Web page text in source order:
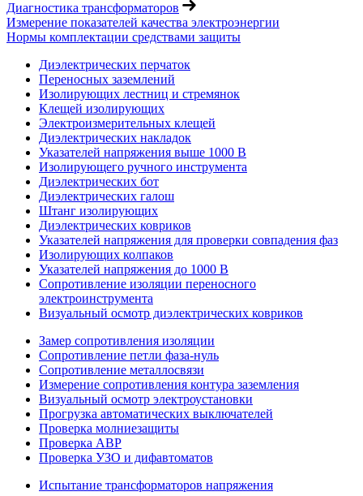
Диагностика трансформаторов
Измерение показателей качества электроэнергии
Нормы комплектации средствами защиты
Диэлектрических перчаток
Переносных заземлений
Изолирующих лестниц и стремянок
Клещей изолирующих
Электроизмерительных клещей
Диэлектрических накладок
Указателей напряжения выше 1000 В
Изолирующего ручного инструмента
Диэлектрических бот
Диэлектрических галош
Штанг изолирующих
Диэлектрических ковриков
Указателей напряжения для проверки совпадения фаз
Изолирующих колпаков
Указателей напряжения до 1000 В
Сопротивление изоляции переносного
электроинструмента
Визуальный осмотр диэлектрических ковриков
Замер сопротивления изоляции
Сопротивление петли фаза-нуль
Сопротивление металлосвязи
Измерение сопротивления контура заземления
Визуальный осмотр электроустановки
Прогрузка автоматических выключателей
Проверка молниезащиты
Проверка АВР
Проверка УЗО и дифавтоматов
Испытание трансформаторов напряжения